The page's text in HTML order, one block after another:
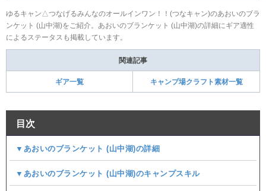
ゆるキャン△つなげるみんなのオールインワン！！(つなキャン)のあおいのブラ
ンケット (山中湖)をご紹介。あおいのブランケット (山中湖)の詳細にギア適性
によるステータスも掲載しています。
関連記事
ギア一覧 キャンプ場クラフト素材一覧
目次
▼あおいのブランケット (山中湖)の詳細
▼あおいのブランケット (山中湖)のキャンプスキル